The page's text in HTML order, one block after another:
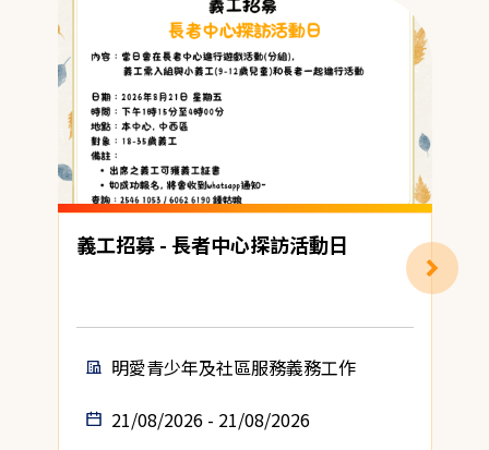
義工招募 - 長者中心探訪活動日
明愛青少年及社區服務義務工作
21/08/2026 - 21/08/2026